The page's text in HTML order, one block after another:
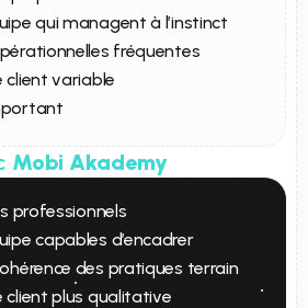
qui managent à l’instinct
fréquentes
client variable
Mobi Akademy
professionnels
capables d’encadrer
des pratiques terrain
client plus qualitative